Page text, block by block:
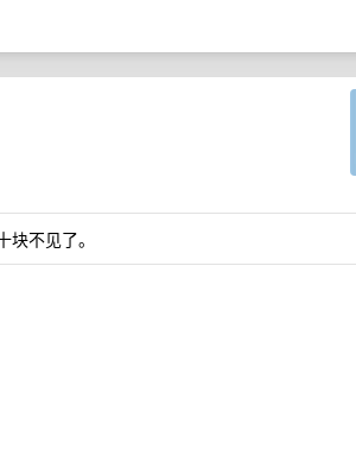
不见了。